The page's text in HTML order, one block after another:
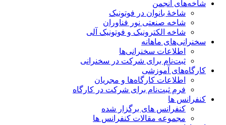
شاخه‌های انجمن
شاخۀ بانوان در فوتونیک
شاخه صنعتی نور فناوران
شاخه‌ الکترونیک و فوتونیک آلی
سخنرانی‌های ماهانه
اطلاعات سخنرانی‌‌ها
ثبت‌نام برای شرکت در سخنرانی
کارگاه‌های آموزشی
اطلاعات کارگاه‌ها و مجریان
فرم ثبت‌نام برای شرکت در کارگاه
کنفرانس ها
کنفرانس های برگزار شده
مجموعه مقالات کنفرانس ها